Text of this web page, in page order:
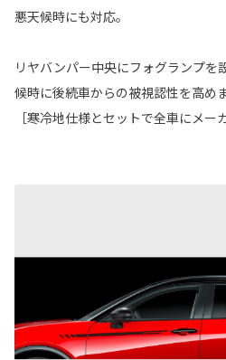
悪天候時にも対応。
リヤバンパー中央にフォグランプを
候時に後続車からの被視認性を高めま
［寒冷地仕様とセットで全車にメー